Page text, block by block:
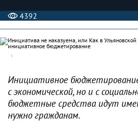
4392
Инициативное
с экономической, но и с
бюджетные средства идут
нужно гражданам.